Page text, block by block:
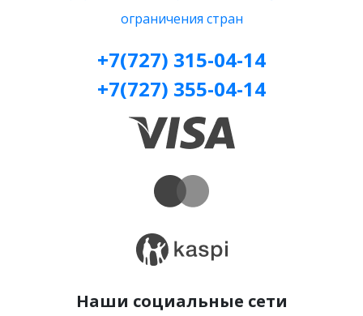
ограничения стран
+7(727) 315-04-14
+7(727) 355-04-14
Наши социальные сети